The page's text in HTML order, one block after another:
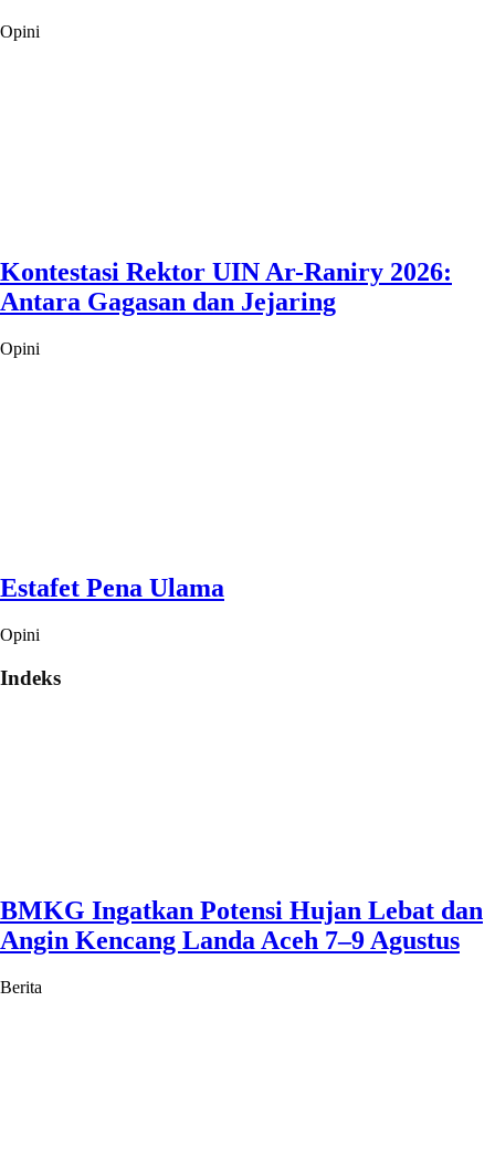
Opini
Kontestasi Rektor UIN Ar-Raniry 2026:
Antara Gagasan dan Jejaring
Opini
Estafet Pena Ulama
Opini
Indeks
BMKG Ingatkan Potensi Hujan Lebat dan
Angin Kencang Landa Aceh 7–9 Agustus
Berita